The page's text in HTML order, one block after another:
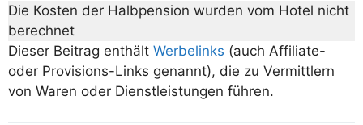
Die Kosten der Halbpension wurden vom Hotel nicht
berechnet
Dieser Beitrag enthält Werbelinks (auch Affiliate-
oder Provisions-Links genannt), die zu Vermittlern
von Waren oder Dienstleistungen führen.